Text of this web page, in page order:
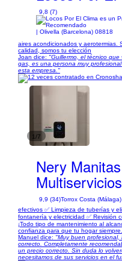
9,8 (7)
| Olivella (Barcelona) 08818
aires acondicionados y aerotermias.
calidad, somos tu elección
Joan dice: "Guillermo, el técnico
gas, es una persona muy
esta empresa."
1/7
Nery Manitas
9,9 (34)Torrox Costa
efectivos ✅ Limpieza de tuberías y
fontanería y electricidad ✅ Revisión
¡Todo tipo de mantenimiento al
confianza para que tu hogar
Manuel dice: "Muy buen
correcto. Completamente
un precio correcto. Sin duda lo
necesitamos de sus servicios en el